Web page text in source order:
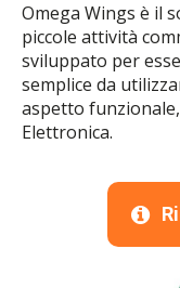
Omega Wings è il
piccole attività
sviluppato per
semplice da
aspetto
Elettronica.